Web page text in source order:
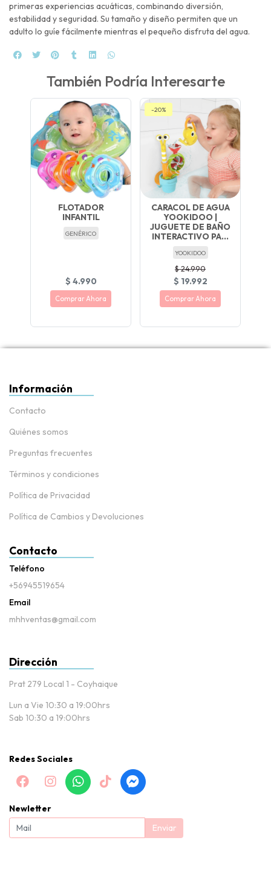
primeras experiencias acuáticas, combinando diversión,
estabilidad y seguridad. Su tamaño y diseño permiten que un
adulto lo guíe fácilmente mientras el pequeño disfruta del agua.
También Podría Interesarte
FLOTADOR
INFANTIL
GENÉRICO
$ 4.990
Comprar Ahora
-20%
CARACOL DE AGUA
YOOKIDOO |
JUGUETE DE BAÑO
INTERACTIVO PA...
YOOKIDOO
$ 24.990
$ 19.992
Comprar Ahora
Información
Contacto
Quiénes somos
Preguntas frecuentes
Términos y condiciones
Política de Privacidad
Política de Cambios y Devoluciones
Contacto
Teléfono
+56945519654
Email
mhhventas@gmail.com
Dirección
Prat 279 Local 1 - Coyhaique
Lun a Vie 10:30 a 19:00hrs
Sab 10:30 a 19:00hrs
Redes Sociales
Newletter
Enviar